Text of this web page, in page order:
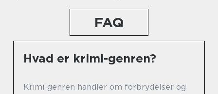
FAQ
Hvad er krimi-genren?
Krimi-genren handler om forbrydelser og